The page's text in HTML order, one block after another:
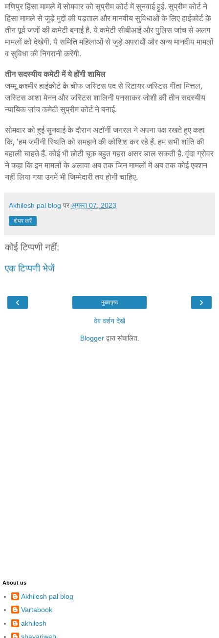
मणिपुर हिंसा मामले में सोमवार को सुप्रीम कोर्ट में सुनवाई हुई. सुप्रीम कोर्ट ने
हिंसा मामले से जुड़े मुद्दों की पड़ताल और मानवीय सुविधाओं के लिए हाईकोर्ट के
तीन पूर्व जजों की कमेटी बनाई है. ये कमेटी सीबीआई और पुलिस जांच से अलग
मामलों को देखेगी. ये समिति महिलाओं से जुड़े अपराधों और अन्य मानवीय मामलों
व सुविधा की निगरानी करेंगी.
तीन सदस्यीय कमेटी में ये होंगी शामिल
जम्मू कश्मीर हाईकोर्ट के चीफ जस्टिस पद से रिटायर जस्टिस गीता मित्तल,
जस्टिस आशा मेनन और जस्टिस शालिनी पनसाकर जोशी की तीन सदस्यीय
न्यायिक जांच कमेटी सुप्रीम कोर्ट ने बनाई.
सोमवार को हुई सुनवाई के दौरान अटॉर्नी जनरल ने अपना पक्ष रखते हुए कहा
कि, 'हम जमीनी स्थिति को समझने की कोशिश कर रहे हैं. हम सभी शांति की
बहाली चाहते हैं. कोई भी छोटी चूक बहुत गहरा असर डाल सकती है. वृंदा ग्रोवर
ने कहा कि इन मामलों के अलावा अब तक जिन मामलों में अब तक कोई एक्शन
नहीं लिया गया उनमें भी जिम्मेदारी तय होनी चाहिए.
Akhilesh pal blog पर अगस्त 07, 2023
शेयर करें
कोई टिप्पणी नहीं:
एक टिप्पणी भेजें
‹ ›
मुख्यपृष्ठ
वेब वर्शन देखें
Bloggerद्वारा संचालित.
About us
Akhilesh pal blog
Vartabook
akhilesh
shayariweb